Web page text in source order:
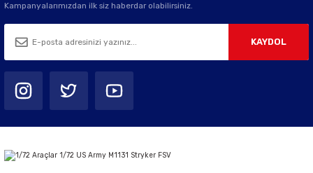
Kampanyalarımızdan ilk siz haberdar olabilirsiniz.
KAYDOL